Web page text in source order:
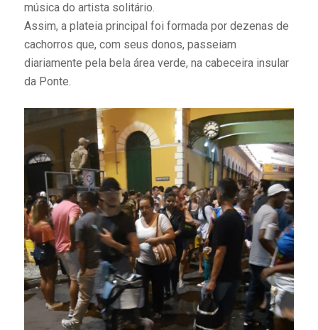
música do artista solitário.
Assim, a plateia principal foi formada por dezenas de
cachorros que, com seus donos, passeiam
diariamente pela bela área verde, na cabeceira insular
da Ponte.